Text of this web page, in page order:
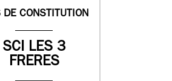
DE CONSTITUTION
SCI LES 3
FRERES